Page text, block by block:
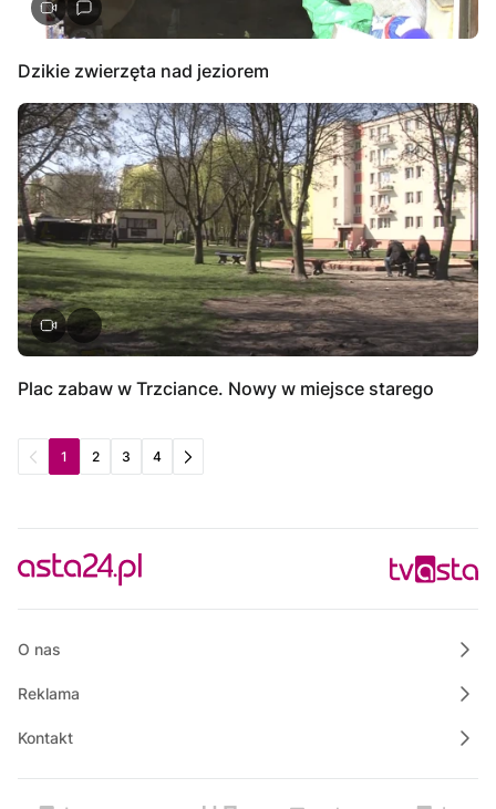
Dzikie zwierzęta nad jeziorem
Plac zabaw w Trzciance. Nowy w miejsce starego
1 2 3 4
O nas
Reklama
Kontakt